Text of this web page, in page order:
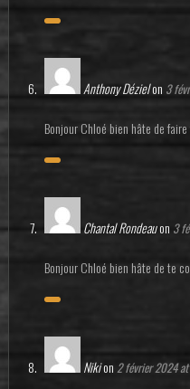
Anthony Dézielon 3
Bonjour Chloé bien hâte de
Chantal Rondeau on 3
Bonjour Chloé bien hâte de te
Nikion 2 février 2024